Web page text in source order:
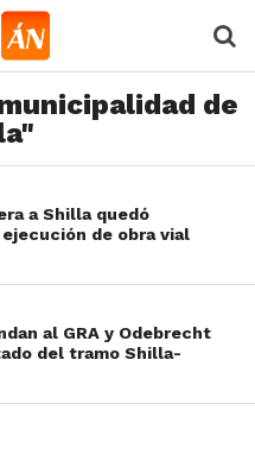
de
a Shilla quedó
de obra vial
al GRA y Odebrecht
del tramo Shilla-